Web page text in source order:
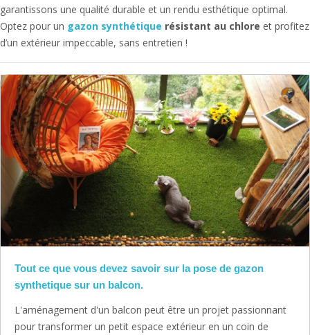
garantissons une qualité durable et un rendu esthétique optimal.
Optez pour un gazon synthétique résistant au chlore et profitez
d’un extérieur impeccable, sans entretien !
Tout ce que vous devez savoir sur la pose de gazon
synthetique sur un balcon.
L'aménagement d'un balcon peut être un projet passionnant
pour transformer un petit espace extérieur en un coin de